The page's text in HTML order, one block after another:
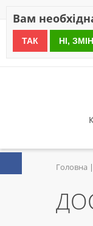
Головна
Вам
ТАК НІ,